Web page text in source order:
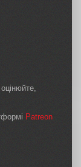
Patreon